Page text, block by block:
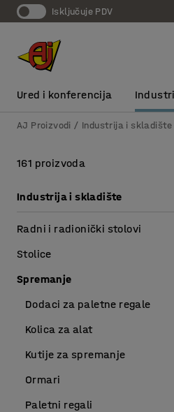
Isključuje PDV
Ured i konferencija
AJ Proizvodi Industrija i skladište
161 proizvoda
Industrija i skladište
Radni i radionički stolovi
Stolice
Spremanje
Dodaci za paletne regale
Kolica za alat
Kutije za spremanje
Ormari
Paletni regali